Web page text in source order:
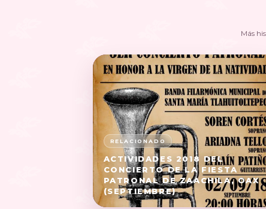
Más
ACTIVIDADES 2018 DEL
CONCIERTO DE LA FIESTA
PATRONAL DE ZAACHILA, OAX
(SEPTIEMBRE)